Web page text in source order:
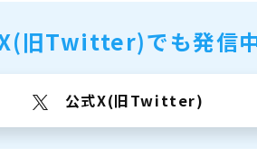
旧Twitter)でも発信
公式X(旧Twitter)